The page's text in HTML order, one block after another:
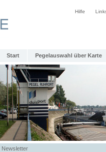
Hilfe
Start Pegelauswahl über Karte
Newsletter